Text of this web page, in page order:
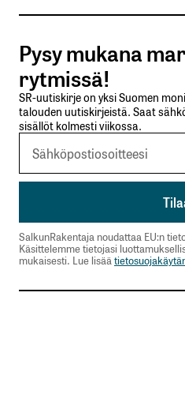
Tilaa
Lähetä kommentti
Pysy mukana
rytmissä!
SR-uutiskirje on yksi Suomen
talouden uutiskirjeistä. Saat
sisällöt kolmesti viikossa.
SalkunRakentaja noudattaa EU:n
Käsittelemme tietojasi
mukaisesti. Lue lisää